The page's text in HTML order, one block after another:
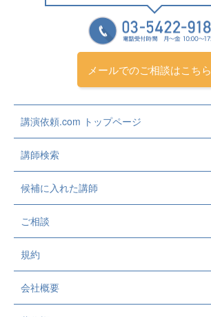
メールでのご相談はこちら
講演依頼.com トップページ
講師検索
候補に入れた講師
ご相談
規約
会社概要